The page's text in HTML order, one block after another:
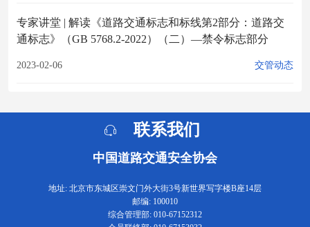
专家讲堂 | 解读《道路交通标志和标线第2部分：道路交
通标志》（GB 5768.2-2022）（二）—禁令标志部分
2023-02-06 交管动态
联系我们
中国道路交通安全协会
地址: 北京市东城区崇文门外大街3号新世界写字楼B座14层
邮编: 100010
综合管理部: 010-67152312